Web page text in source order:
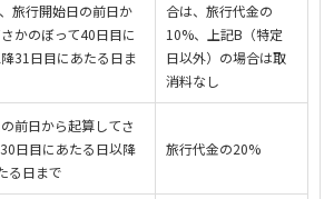
旅行開始日の前日か
かのぼって40日目に
31日目にあたる日ま
合は、旅行代金の
10%、上記B（特定
日以外）の場合は取
消料なし
前日から起算してさ
日目にあたる日以降
る日まで
旅行代金の20%